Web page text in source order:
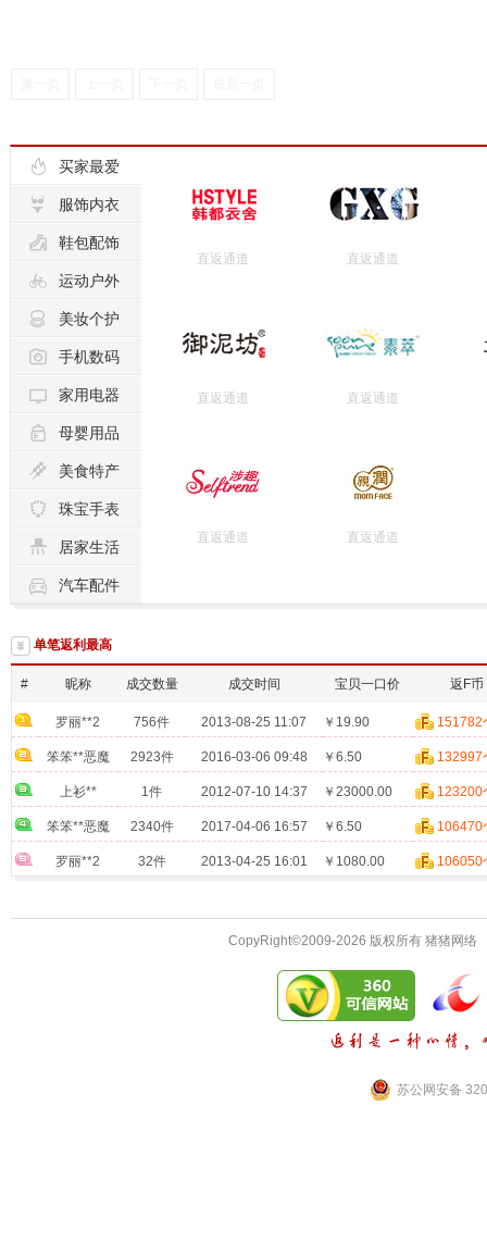
 买家最爱
 服饰内衣
 鞋包配饰
 运动户外
 美妆个护
 手机数码
 家用电器
 母婴用品
 美食特产
 珠宝手表
 居家生活
 汽车配件
直返通道 直返通道
直返通道 直返通道
直返通道 直返通道
 单笔返利最高
# 昵称 成交数量 成交时间 宝贝一口价 返F币
罗丽**2 756件 2013-08-25 11:07 ￥19.90 151782
笨笨**恶魔 2923件 2016-03-06 09:48 ￥6.50 132997
上衫** 1件 2012-07-10 14:37 ￥23000.00 123200
笨笨**恶魔 2340件 2017-04-06 16:57 ￥6.50 106470
罗丽**2 32件 2013-04-25 16:01 ￥1080.00 106050
CopyRight©2009-2026 版权所有 猪猪网
苏公网安备